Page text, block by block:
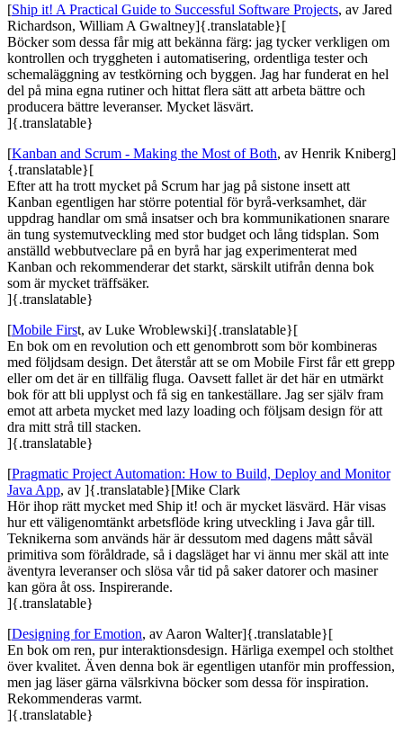
[Ship it! A Practical Guide to Successful Software Projects, av Jared
Richardson, William A Gwaltney]{.translatable}[
Böcker som dessa får mig att bekänna färg: jag tycker verkligen om
kontrollen och tryggheten i automatisering, ordentliga tester och
schemaläggning av testkörning och byggen. Jag har funderat en hel
del på mina egna rutiner och hittat flera sätt att arbeta bättre och
producera bättre leveranser. Mycket läsvärt.
]{.translatable}
[Kanban and Scrum - Making the Most of Both, av Henrik Kniberg]
{.translatable}[
Efter att ha trott mycket på Scrum har jag på sistone insett att
Kanban egentligen har större potential för byrå-verksamhet, där
uppdrag handlar om små insatser och bra kommunikationen snarare
än tung systemutveckling med stor budget och lång tidsplan. Som
anställd webbutveclare på en byrå har jag experimenterat med
Kanban och rekommenderar det starkt, särskilt utifrån denna bok
som är mycket träffsäker.
]{.translatable}
[Mobile First, av Luke Wroblewski]{.translatable}[
En bok om en revolution och ett genombrott som bör kombineras
med följdsam design. Det återstår att se om Mobile First får ett grepp
eller om det är en tillfälig fluga. Oavsett fallet är det här en utmärkt
bok för att bli upplyst och få sig en tankeställare. Jag ser själv fram
emot att arbeta mycket med lazy loading och följsam design för att
dra mitt strå till stacken.
]{.translatable}
[Pragmatic Project Automation: How to Build, Deploy and Monitor
Java App, av ]{.translatable}[Mike Clark
Hör ihop rätt mycket med Ship it! och är mycket läsvärd. Här visas
hur ett väligenomtänkt arbetsflöde kring utveckling i Java går till.
Teknikerna som används här är dessutom med dagens mått såväl
primitiva som föråldrade, så i dagsläget har vi ännu mer skäl att inte
äventyra leveranser och slösa vår tid på saker datorer och masiner
kan göra åt oss. Inspirerande.
]{.translatable}
[Designing for Emotion, av Aaron Walter]{.translatable}[
En bok om ren, pur interaktionsdesign. Härliga exempel och stolthet
över kvalitet. Även denna bok är egentligen utanför min proffession,
men jag läser gärna välsrkivna böcker som dessa för inspiration.
Rekommenderas varmt.
]{.translatable}